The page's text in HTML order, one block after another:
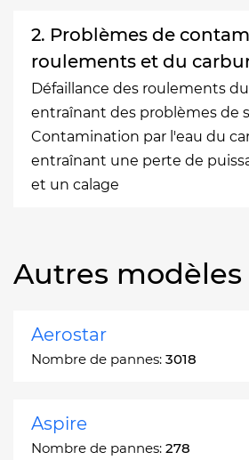
2. Problèmes de
roulements et du
Défaillance des roulements
entraînant des problèmes de
Contamination par l'eau du
entraînant une perte de
et un calage
Autres modèles
Aerostar
Nombre de pannes: 3018
Aspire
Nombre de pannes: 278